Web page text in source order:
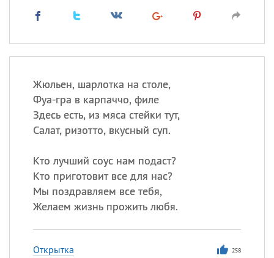
Жюльен, шарлотка на столе,
Фуа-гра в карпаччо, филе
Здесь есть, из мяса стейки тут,
Салат, ризотто, вкусный суп.
Кто лучший соус нам подаст?
Кто приготовит все для нас?
Мы поздравляем все тебя,
Желаем жизнь прожить любя.
Открытка 258